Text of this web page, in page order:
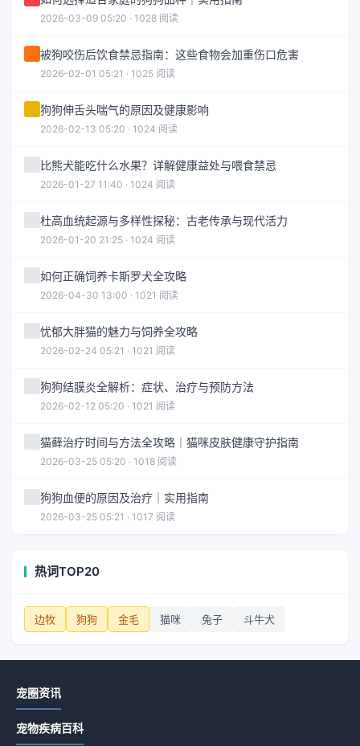
2026-03-09 05:20 · 1028 阅读
被狗咬伤后饮食禁忌指南：这些食物会加重伤口危害
2026-02-01 05:21 · 1025 阅读
狗狗伸舌头喘气的原因及健康影响
2026-02-13 05:20 · 1024 阅读
比熊犬能吃什么水果？详解健康益处与喂食禁忌
2026-01-27 11:40 · 1024 阅读
杜高血统起源与多样性探秘：古老传承与现代活力
2026-01-20 21:25 · 1024 阅读
如何正确饲养卡斯罗犬全攻略
2026-04-30 13:00 · 1021 阅读
忧郁大胖猫的魅力与饲养全攻略
2026-02-24 05:21 · 1021 阅读
狗狗结膜炎全解析：症状、治疗与预防方法
2026-02-12 05:20 · 1021 阅读
猫藓治疗时间与方法全攻略｜猫咪皮肤健康守护指南
2026-03-25 05:20 · 1018 阅读
狗狗血便的原因及治疗｜实用指南
2026-03-25 05:21 · 1017 阅读
热词TOP20
边牧 狗狗 金毛 猫咪 兔子 斗牛犬
宠圈资讯
宠物疾病百科